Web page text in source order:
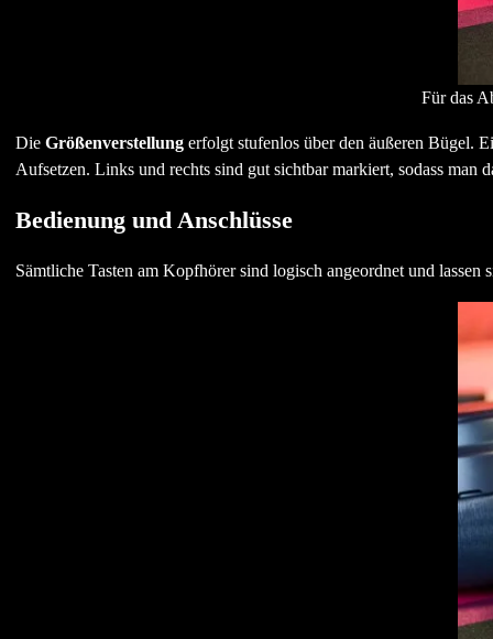
Für das
Die Größenverstellungerfolgt stufenlos über den äußeren Bügel.
Aufsetzen. Links und rechts sind gut sichtbar markiert, sodass man
Bedienung und Anschlüsse
Sämtliche Tasten am Kopfhörer sind logisch angeordnet und lassen